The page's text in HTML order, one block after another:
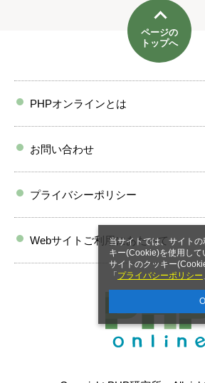
当サイトでは、サイト
キー(Cookie)を使用して
サイトのクッキー
「 プライバシーポリシー
ページの
トップへ
PHPオンラインとは
お問い合わせ
プライバシーポリシー
Webサイトご利用にあたって